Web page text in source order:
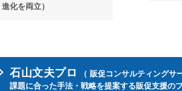
進化を両立）
石山文夫プロ
（ 販促コンサルティングサ
課題に合った手法・戦略を提案する販促支援の